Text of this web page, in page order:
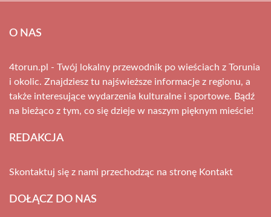
O NAS
4torun.pl - Twój lokalny przewodnik po wieściach z Torunia
i okolic. Znajdziesz tu najświeższe informacje z regionu, a
także interesujące wydarzenia kulturalne i sportowe. Bądź
na bieżąco z tym, co się dzieje w naszym pięknym mieście!
REDAKCJA
Skontaktuj się z nami przechodząc na stronę Kontakt
DOŁĄCZ DO NAS